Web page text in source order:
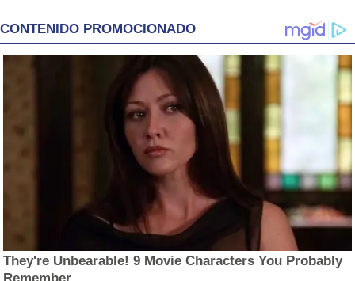
CONTENIDO PROMOCIONADO
They're Unbearable! 9 Movie Characters You Probably